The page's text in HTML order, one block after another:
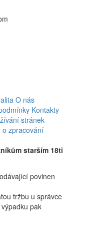
O nás
Kontakty
stránek
o zpracování
starším 18ti
povinen
tržbu u správce
pak